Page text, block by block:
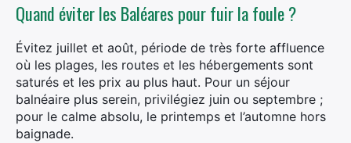
Quand éviter les Baléares pour fuir la foule ?
Évitez juillet et août, période de très forte affluence
où les plages, les routes et les hébergements sont
saturés et les prix au plus haut. Pour un séjour
balnéaire plus serein, privilégiez juin ou septembre ;
pour le calme absolu, le printemps et l’automne hors
baignade.